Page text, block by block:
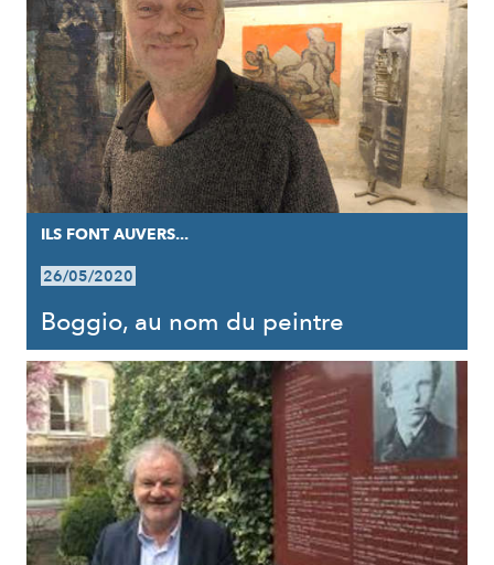
ILS FONT AUVERS...
26/05/2020
Boggio, au nom du peintre